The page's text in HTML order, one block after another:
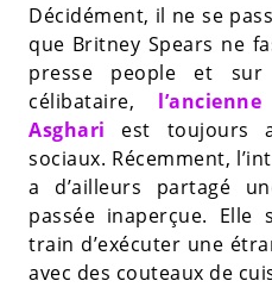
Décidément, il ne se
que Britney Spears ne
presse people et sur
célibataire,
Asghari est toujours
sociaux. Récemment,
a d’ailleurs partagé
passée inaperçue. Elle
train d’exécuter une
avec des couteaux de